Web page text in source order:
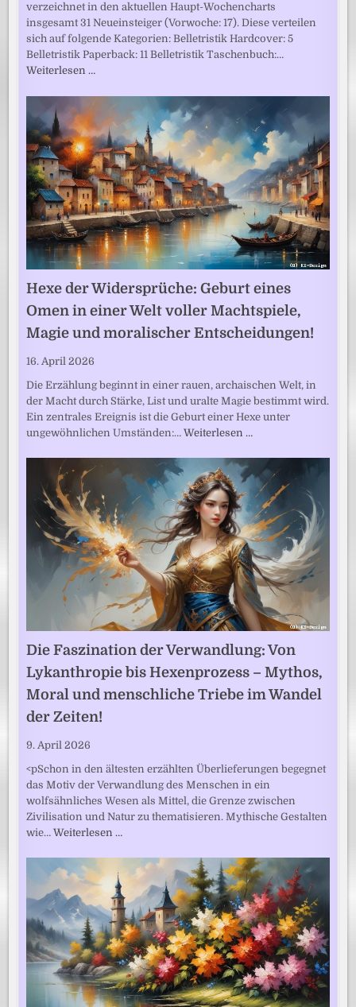
verzeichnet in den aktuellen Haupt-Wochencharts
insgesamt 31 Neueinsteiger (Vorwoche: 17). Diese verteilen
sich auf folgende Kategorien: Belletristik Hardcover: 5
Belletristik Paperback: 11 Belletristik Taschenbuch:…
Weiterlesen …
Hexe der Widersprüche: Geburt eines
Omen in einer Welt voller Machtspiele,
Magie und moralischer Entscheidungen!
16. April 2026
Die Erzählung beginnt in einer rauen, archaischen Welt, in
der Macht durch Stärke, List und uralte Magie bestimmt wird.
Ein zentrales Ereignis ist die Geburt einer Hexe unter
ungewöhnlichen Umständen:…Weiterlesen …
Die Faszination der Verwandlung: Von
Lykanthropie bis Hexenprozess – Mythos,
Moral und menschliche Triebe im Wandel
der Zeiten!
9. April 2026
<pSchon in den ältesten erzählten Überlieferungen begegnet
das Motiv der Verwandlung des Menschen in ein
wolfsähnliches Wesen als Mittel, die Grenze zwischen
Zivilisation und Natur zu thematisieren. Mythische Gestalten
wie…Weiterlesen …